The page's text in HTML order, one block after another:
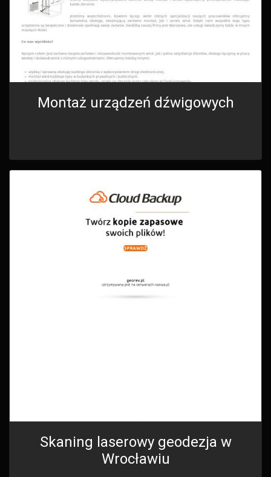
Montaż urządzeń dźwigowych
Skaning laserowy geodezja w
Wrocławiu